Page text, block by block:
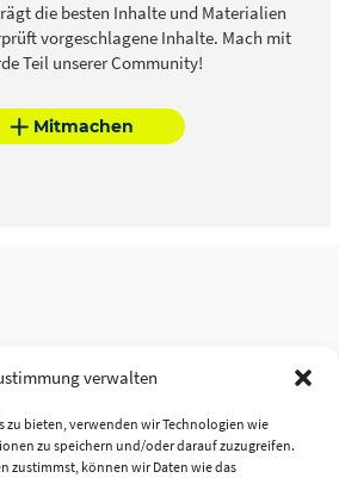
verwalten
zu bieten, verwenden wir Technologien wie
zu speichern und/oder darauf zuzugreifen.
zustimmst, können wir Daten wie das
die besten Inhalte und Materialien
vorgeschlagene Inhalte. Mach mit
Teil unserer Community!
Mitmachen